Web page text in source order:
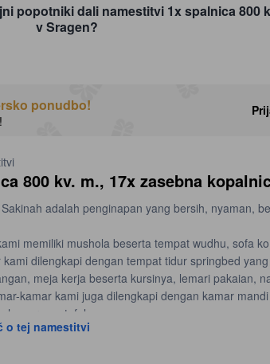
popotniki dali namestitvi 1x spalnica 800
v Sragen?
ponudbo!
800 kv. m., 17x zasebna
adalah penginapan yang bersih, nyaman,
memiliki mushola beserta tempat wudhu, sofa
kami dilengkapi dengan tempat tidur springbed
meja kerja beserta kursinya, lemari pakaian,
kamar kami juga dilengkapi dengan kamar
wastafel,
o tej namestitvi